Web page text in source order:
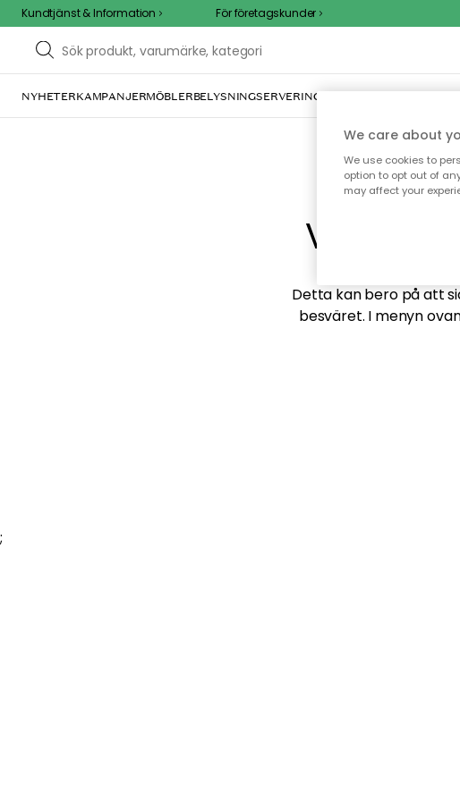
Kundtjänst & Information För företagskunder
NYHETERKAMPANJERMÖBLERBELYSNINGSERVERING INREDNINGTEXTIL &
Vi hittar
Detta kan bero på att
besväret. I menyn
;
We care about
We use cookies to
option to opt out of
may affect your